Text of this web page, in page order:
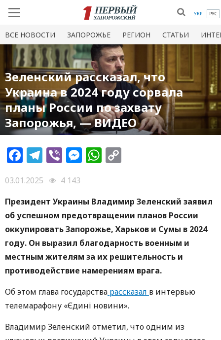
УКР РУС
ВСЕ НОВОСТИ ЗАПОРОЖЬЕ РЕГИОН СТАТЬИ
Зеленский рассказал, что
Украина в 2024 году сорвала
планы России по захвату
Запорожья, — ВИДЕО
Facebook
Telegram
ViberMessenger
WhatsApp
03.01.2025
4 143
Президент Украины Владимир Зеленский заявил
об успешном предотвращении планов России
оккупировать Запорожье, Харьков и Сумы в 2024
году. Он выразил благодарность военным и
местным жителям за их решительность и
противодействие намерениям врага.
Об этом глава государства рассказал в интервью
телемарафону «Єдині новини».
Владимир Зеленский отметил, что одним из